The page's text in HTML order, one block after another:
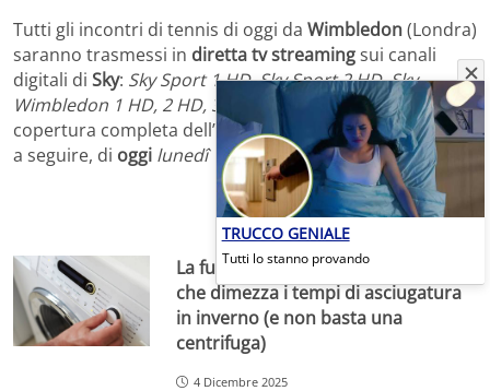
Tutti gli incontri di tennis di oggi da Wimbledon(Londra)
saranno trasmessi in diretta tvstreamingsui canali
digitali di Sky: Sky Sport 1 HD, Sky Sport 2 HD, Sky
Wimbledon 1 HD, 2 HD, 3 HD, 4 HD e 5 HD , per una
copertura completa dell’evento a partire dalleore 12:30
a seguire, di oggi lunedî 1 luglio 2013.
La funzione segreta della lavatrice
che dimezza i tempi di asciugatura
in inverno (e non basta una
centrifuga)
4 Dicembre 2025
TRUCCO GENIALE
Tutti lo stanno provando